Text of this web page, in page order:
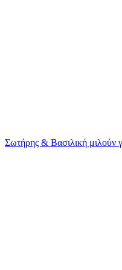
Σωτήρης & Βασιλική μιλούν